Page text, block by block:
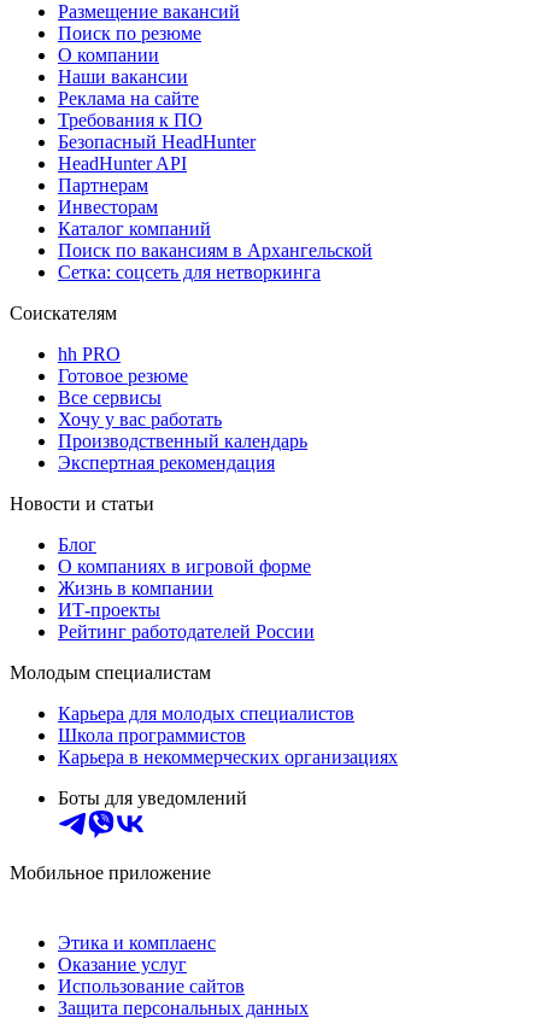
Размещение вакансий
Поиск по резюме
О компании
Наши вакансии
Реклама на сайте
Требования к ПО
Безопасный HeadHunter
HeadHunter API
Партнерам
Инвесторам
Каталог компаний
Поиск по вакансиям в Архангельской
Сетка: соцсеть для нетворкинга
Соискателям
hh PRO
Готовое резюме
Все сервисы
Хочу у вас работать
Производственный календарь
Экспертная рекомендация
Новости и статьи
Блог
О компаниях в игровой форме
Жизнь в компании
ИТ-проекты
Рейтинг работодателей России
Молодым специалистам
Карьера для молодых специалистов
Школа программистов
Карьера в некоммерческих организациях
Боты для уведомлений
Мобильное приложение
Этика и комплаенс
Оказание услуг
Использование сайтов
Защита персональных данных